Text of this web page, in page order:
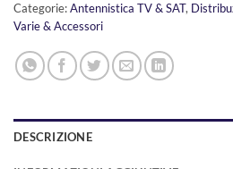
Categorie:Antennistica TV & SAT,
Varie & Accessori
DESCRIZIONE